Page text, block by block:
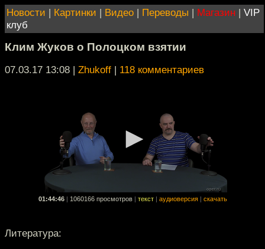
Новости | Картинки | Видео | Переводы | Магазин | VIP
клуб
Клим Жуков о Полоцком взятии
07.03.17 13:08 | Zhukoff | 118 комментариев
01:44:46 1060166 просмотров текст аудиоверсия скачать
Литература: